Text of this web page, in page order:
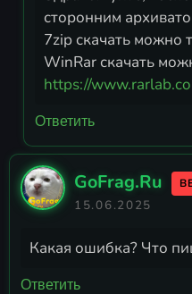
сторонним
7zip скачать можно
WinRar скачать
https://
Ответить
GoFrag.Ru
15.06.2025
Какая ошибка? Что
Ответить